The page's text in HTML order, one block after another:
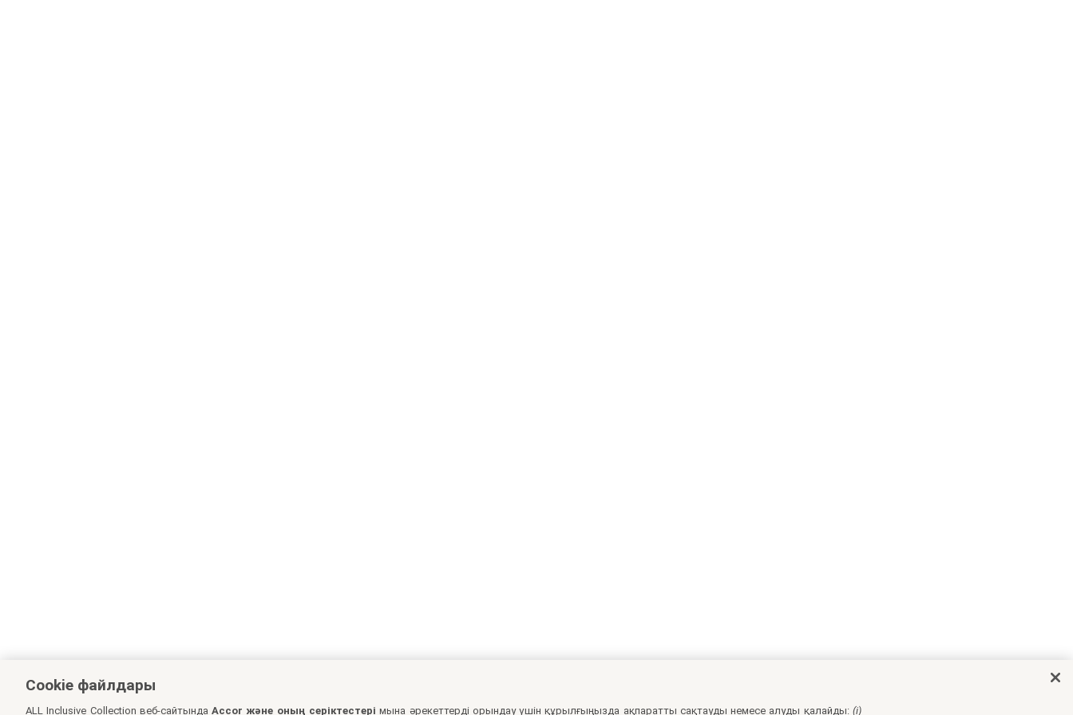
Cookie файлдары
ALL Inclusive Collection веб-сайтындаAccor және оның серіктестері мына әрекеттерді орындау үшін құрылғыңызда ақпаратты сақтауды немесе алуды қалайды:(i)